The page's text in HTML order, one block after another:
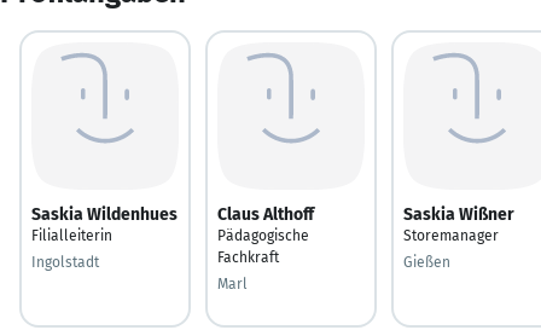
Saskia Wildenhues
Filialleiterin
Ingolstadt
Claus Althoff
Pädagogische
Fachkraft
Marl
Saskia Wißner
Storemanager
Gießen